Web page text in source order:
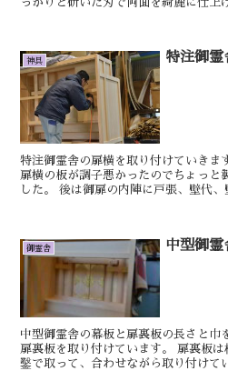
神具 特注御霊
特注御霊舎の扉横を取り付けていきま
扉横の板が調子悪かったのでちょっと
した。 後は御扉の内陣に戸張、壁代
御霊舎 中型御霊
中型御霊舎の幕板と扉裏板の長さと巾
扉裏板を取り付けています。 扉裏板は
鑿で取って、合わせながら取り付けて